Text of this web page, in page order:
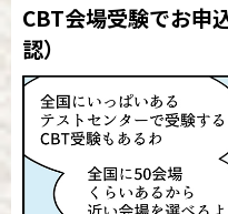
CBT会場受験でお申
認）